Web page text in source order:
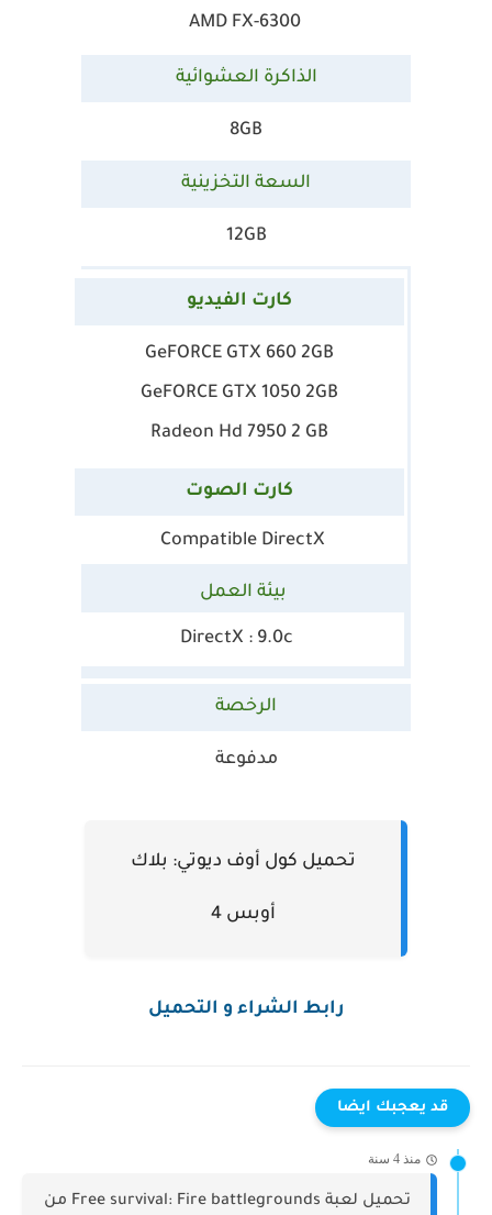
AMD FX-6300
الذاكرة العشوائية
8GB
السعة التخزينية
12GB
كارت الفيديو
GeFORCE GTX 660 2GB
GeFORCE GTX 1050 2GB
Radeon Hd 7950 2 GB
كارت الصوت
Compatible DirectX
بيئة العمل
DirectX : 9.0c
الرخصة
مدفوعة
تحميل كول أوف ديوتي: بلاك
أوبس 4
رابط الشراء و التحميل
قد يعجبك ايضا
منذ 4 سنة
تحميل لعبة Free survival: Fire battlegrounds من